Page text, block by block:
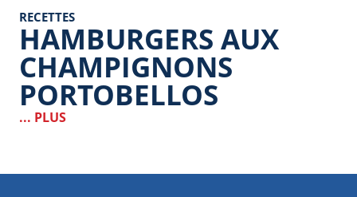
RECETTES
HAMBURGERS AUX
CHAMPIGNONS
PORTOBELLOS
... PLUS